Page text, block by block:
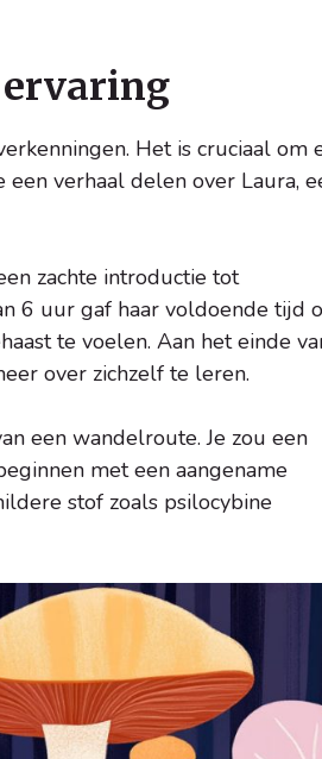
ervaring
Het is cruciaal om
verhaal delen over Laura,
zachte introductie tot
6 uur gaf haar voldoende tijd
te voelen. Aan het einde
over zichzelf te leren.
een wandelroute. Je zou een
met een aangename
stof zoals psilocybine